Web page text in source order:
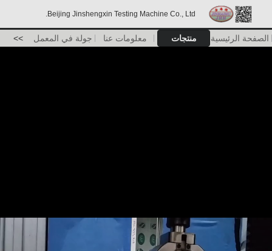
Beijing Jinshengxin Testing Machine Co., Ltd.
الصفحة الرئيسية منتجات معلومات عنا جولة في المعمل >>